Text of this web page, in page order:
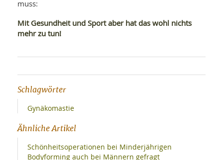
muss:
Mit Gesundheit und Sport aber hat das wohl nichts
mehr zu tun!
Schlagwörter
Gynäkomastie
Ähnliche Artikel
Schönheitsoperationen bei Minderjährigen
Bodyforming auch bei Männern gefragt